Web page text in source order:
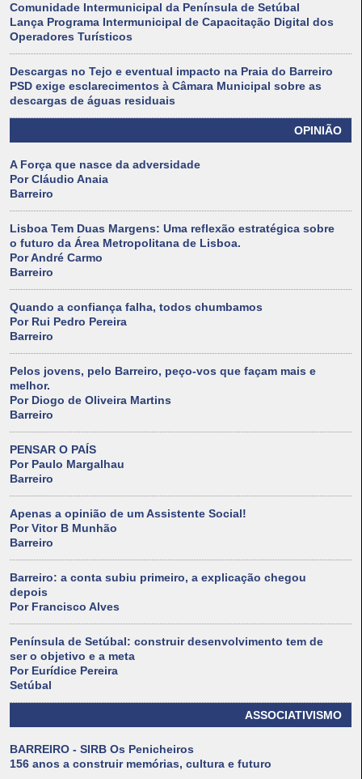
Comunidade Intermunicipal da Península de Setúbal
Lança Programa Intermunicipal de Capacitação Digital dos
Operadores Turísticos
Descargas no Tejo e eventual impacto na Praia do Barreiro
PSD exige esclarecimentos à Câmara Municipal sobre as
descargas de águas residuais
OPINIÃO
A Força que nasce da adversidade
Por Cláudio Anaia
Barreiro
Lisboa Tem Duas Margens: Uma reflexão estratégica sobre
o futuro da Área Metropolitana de Lisboa.
Por André Carmo
Barreiro
Quando a confiança falha, todos chumbamos
Por Rui Pedro Pereira
Barreiro
Pelos jovens, pelo Barreiro, peço-vos que façam mais e
melhor.
Por Diogo de Oliveira Martins
Barreiro
PENSAR O PAÍS
Por Paulo Margalhau
Barreiro
Apenas a opinião de um Assistente Social!
Por Vitor B Munhão
Barreiro
Barreiro: a conta subiu primeiro, a explicação chegou
depois
Por Francisco Alves
Península de Setúbal: construir desenvolvimento tem de
ser o objetivo e a meta
Por Eurídice Pereira
Setúbal
ASSOCIATIVISMO
BARREIRO - SIRB Os Penicheiros
156 anos a construir memórias, cultura e futuro